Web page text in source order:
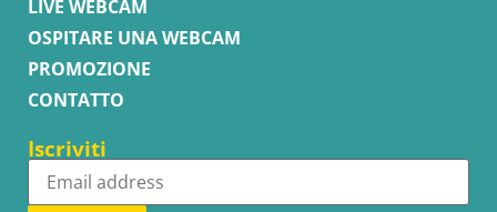
LIVE WEBCAM
OSPITARE UNA WEBCAM
PROMOZIONE
CONTATTO
Iscriviti